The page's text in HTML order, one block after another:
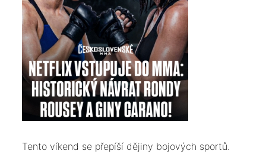
​Tento víkend se přepíší dějiny bojových sportů.